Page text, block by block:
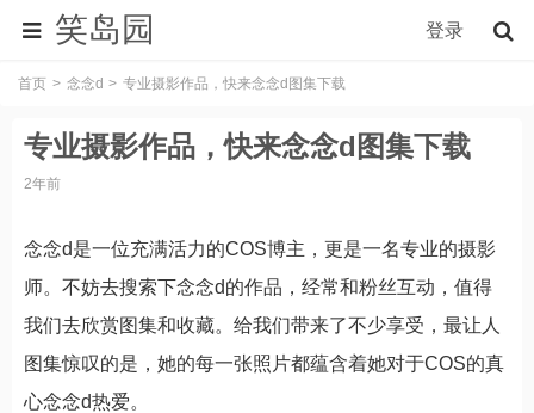
笑岛园 登录
首页 念念d 专业摄影作品，快来念念d图集下载
专业摄影作品，快来念念d图集下载
2年前
念念d是一位充满活力的COS博主，更是一名专业的摄影
师。不妨去搜索下念念d的作品，经常和粉丝互动，值得
我们去欣赏图集和收藏。给我们带来了不少享受，最让人
图集惊叹的是，她的每一张照片都蕴含着她对于COS的真
心念念d热爱。